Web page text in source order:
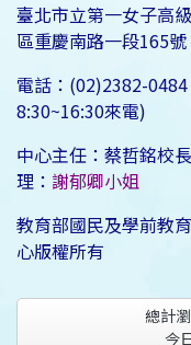
臺北市立第一女子高
區重慶南路一段165號
電話：(02)2382-
8:30~16:30來電)
中心主任：蔡哲銘
理： 謝郁卿小姐
教育部國民及學前教
心版權所有
總計
今